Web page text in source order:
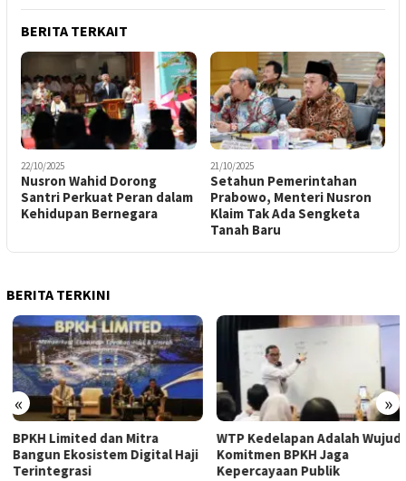
BERITA TERKAIT
22/10/2025
Nusron Wahid Dorong
Santri Perkuat Peran dalam
Kehidupan Bernegara
21/10/2025
Setahun Pemerintahan
Prabowo, Menteri Nusron
Klaim Tak Ada Sengketa
Tanah Baru
BERITA TERKINI
« »
BPKH Limited dan Mitra
Bangun Ekosistem Digital Haji
Terintegrasi
WTP Kedelapan Adalah Wujud
Komitmen BPKH Jaga
Kepercayaan Publik